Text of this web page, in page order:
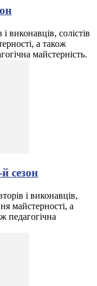
солістів
а також
майстерність.
сезон
і виконавців,
майстерності, а
педагогічна